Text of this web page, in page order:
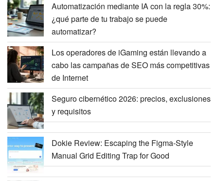
Automatización mediante IA con la regla 30%:
¿qué parte de tu trabajo se puede
automatizar?
Los operadores de iGaming están llevando a
cabo las campañas de SEO más competitivas
de Internet
Seguro cibernético 2026: precios, exclusiones
y requisitos
Dokie Review: Escaping the Figma-Style
Manual Grid Editing Trap for Good